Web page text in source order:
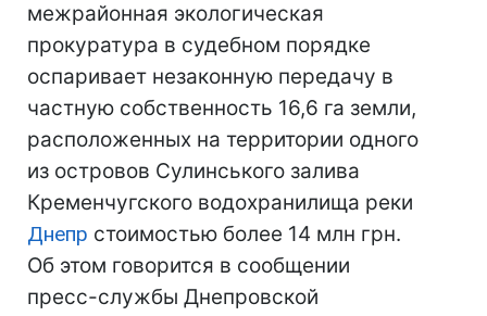
межрайонная экологическая
прокуратура в судебном порядке
оспаривает незаконную передачу в
частную собственность 16,6 га земли,
расположенных на территории одного
из островов Сулинського залива
Кременчугского водохранилища реки
Днепр стоимостью более 14 млн грн.
Об этом говорится в сообщении
пресс-службы Днепровской